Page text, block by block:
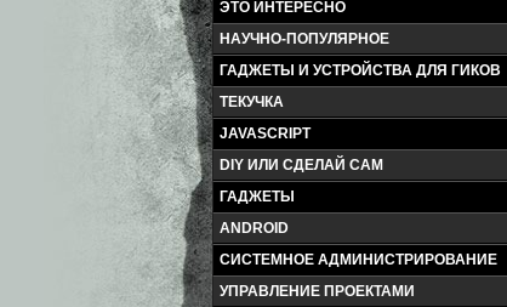
ЭТО ИНТЕРЕСНО
НАУЧНО-ПОПУЛЯРНОЕ
ГАДЖЕТЫ И УСТРОЙСТВА ДЛЯ ГИКОВ
ТЕКУЧКА
JAVASCRIPT
DIY ИЛИ СДЕЛАЙ САМ
ГАДЖЕТЫ
ANDROID
СИСТЕМНОЕ АДМИНИСТРИРОВАНИЕ
УПРАВЛЕНИЕ ПРОЕКТАМИ